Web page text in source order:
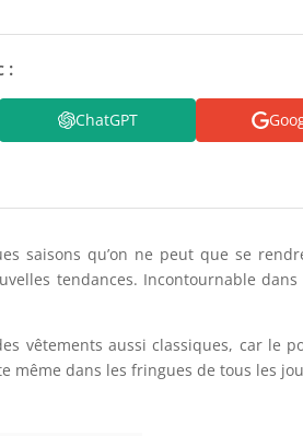
:
ChatGPT
saisons qu’on ne peut que se
tendances. Incontournable
vêtements aussi classiques, car le
même dans les fringues de tous les